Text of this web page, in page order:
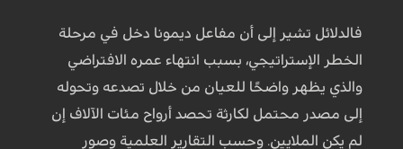
فالدلائل تشير إلى أن مفاعل ديمونا دخل في مرحلة
الخطر الإستراتيجي، بسبب انتهاء عمره الافتراضي
والذي يظهر واضحًا للعيان من خلال تصدعه وتحوله
إلى مصدر محتمل لكارثة تحصد أرواح مئات الآلاف إن
لم يكن الملايين. وحسب التقارير العلمية وصور